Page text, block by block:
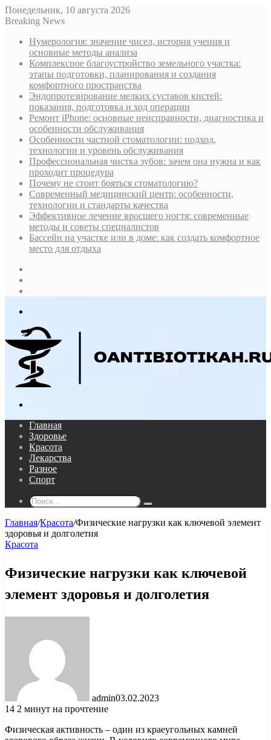
Понедельник, 10 августа 2026
Breaking News
Нумерология: значение чисел, история учения и
основные методы анализа
Комплексное благоустройство земельного участка:
этапы подготовки, планирования и создания
комфортного пространства
Эндопротезирование мелких суставов кистей:
показания, подготовка и ход операции
Ремонт iPhone: основные неисправности, диагностика и
особенности обслуживания
Особенности частной стоматологии: подход,
технологии и уровень обслуживания
Профессиональная чистка зубов: зачем она нужна и как
проходит процедура
Почему не стоит бояться стоматологию?
Современный медицинский центр: особенности,
технологии и стандарты качества
Эффективное лечение вросшего ногтя: современные
методы и советы специалистов
Бассейн на участке или в доме: как создать комфортное
место для отдыха
Главная
Здоровье
Красота
Лекарства
Разное
Спорт
Поиск...
Главная/Красота/Физические нагрузки как ключевой элемент
здоровья и долголетия
Красота
Физические нагрузки как ключевой
элемент здоровья и долголетия
admin03.02.2023
14 2 минут на прочтение
Физическая активность – один из краеугольных камней